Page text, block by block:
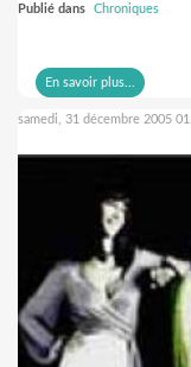
Publié dans Chroniques
En savoir plus...
samedi, 31 décembre 2005